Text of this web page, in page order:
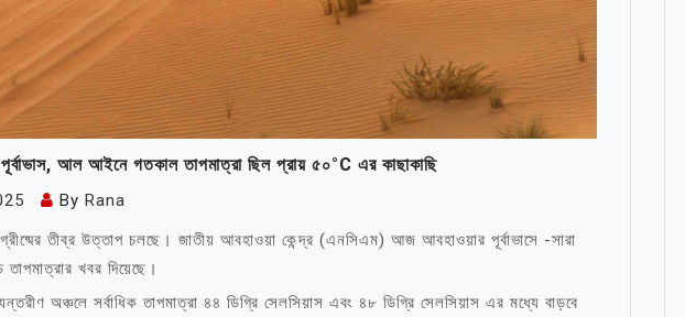
আল আইনে গতকাল তাপমাত্রা ছিল প্রায় ৫০°C এর কাছাকাছি
By Rana
তীব্র উত্তাপ চলছে। জাতীয় আবহাওয়া কেন্দ্র (এনসিএম) আজ আবহাওয়ার পূর্বাভাসে -সারা
তাপমাত্রার খবর দিয়েছে।
অঞ্চলে সর্বাধিক তাপমাত্রা ৪৪ ডিগ্রি সেলসিয়াস এবং ৪৮ ডিগ্রি সেলসিয়াস এর মধ্যে বাড়বে